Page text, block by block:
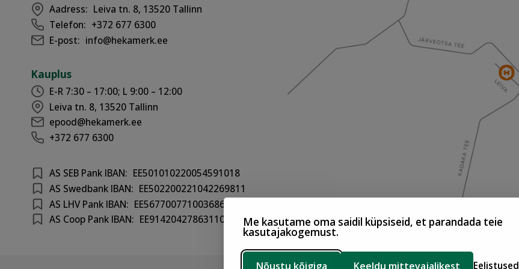
Me kasutame oma saidil küpsiseid, et parandada teie
kasutajakogemust.
Nõustu kõigiga Keeldu mittevajalikest Eelistused
Aadress: Leiva tn. 8, 13520 Tallinn
Telefon: +372 677 6300
E-post: info@hekamerk.ee
Kauplus
E-R 7:30 – 17:00; L 9:00 – 12:00
Leiva tn. 8, 13520 Tallinn
epood@hekamerk.ee
+372 677 6300
AS SEB Pank IBAN: EE501010220054591018
AS Swedbank IBAN: EE502200221042269811
AS LHV Pank IBAN: EE567700771003686417
AS Coop Pank IBAN: EE914204278631100301